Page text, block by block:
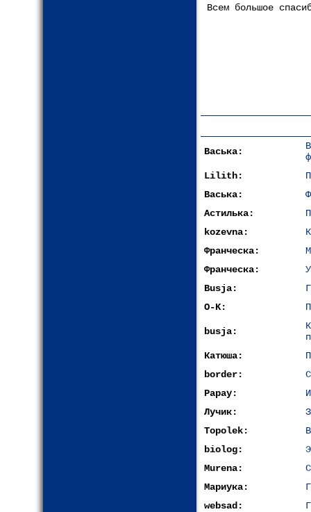
Всем большое
Васька:
Lilith:
Васька:
Астилька:
kozevna:
Франческа:
Франческа:
Busja:
O-K:
busja:
Катюша:
border:
Papay:
Лучик:
Topolek:
biolog:
Murena:
Мариука:
websad: